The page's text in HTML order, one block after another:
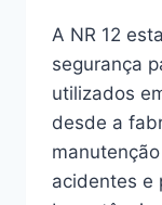
A NR 12
segurança
utilizados
desde a
acidentes e